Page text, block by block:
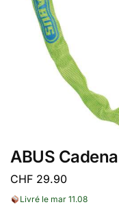
ABUS
CHF 29.90
Livré le mar 11.08